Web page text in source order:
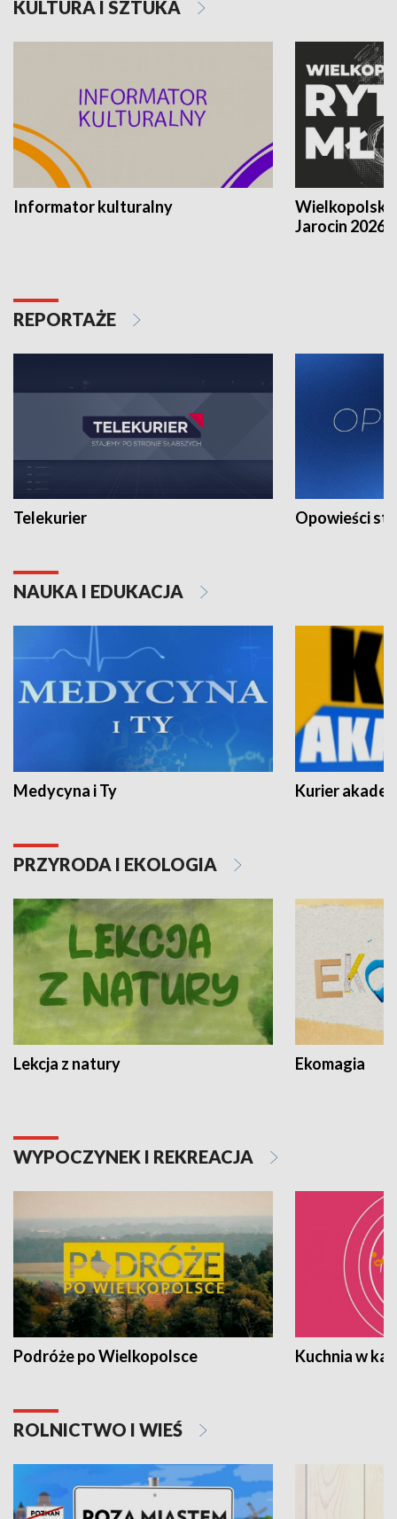
KULTURA I SZTUKA
Informator kulturalny
Jarocin 2026
REPORTAŻE
Telekurier Opowieści
NAUKA I EDUKACJA
Medycyna i Ty Kurier
PRZYRODA I EKOLOGIA
Lekcja z natury Ekomagia
WYPOCZYNEK I REKREACJA
Podróże po Wielkopolsce Kuchnia w
ROLNICTWO I WIEŚ